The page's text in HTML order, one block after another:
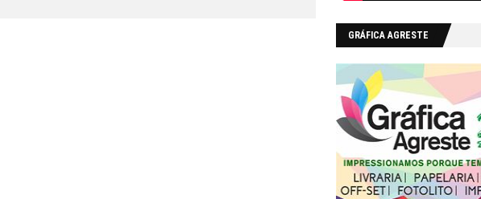
GRÁFICA AGRESTE